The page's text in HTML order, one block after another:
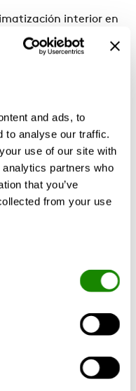
and ads, to
to analyse our traffic.
use of our site with
partners who
that you’ve
from your use
interior en
en la
Swegon
integrada para
0-100 %
la estancia se
en
más ni menos
individual
Datos técnicos